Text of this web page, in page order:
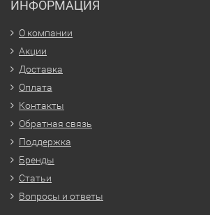
ИНФОРМАЦИЯ
О компании
Акции
Доставка
Оплата
Контакты
Обратная связь
Поддержка
Бренды
Статьи
Вопросы и ответы